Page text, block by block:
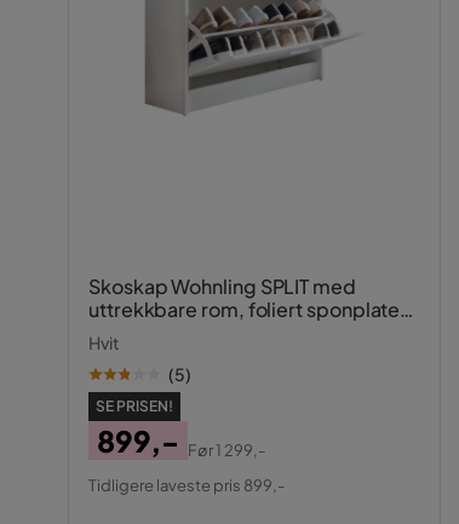
Skoskap Wohnling SPLIT med
uttrekkbare rom, foliert sponplate
Hvit
Hvit
(5)
SE PRISEN!
Pris
899,-
Original
Før1 299,-
Tidligere laveste pris 899,-